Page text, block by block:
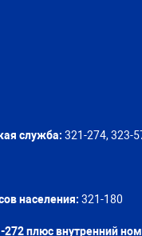
служба: 321-274, 323-
населения: 321-180
плюс внутренний